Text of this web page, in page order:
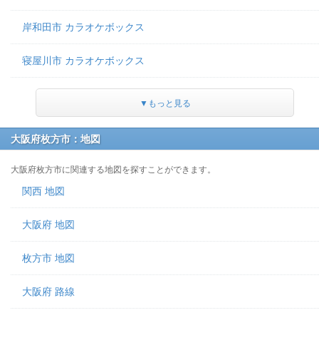
岸和田市 カラオケボックス
寝屋川市 カラオケボックス
▼もっと見る
大阪府枚方市：地図
大阪府枚方市に関連する地図を探すことができます。
関西 地図
大阪府 地図
枚方市 地図
大阪府 路線